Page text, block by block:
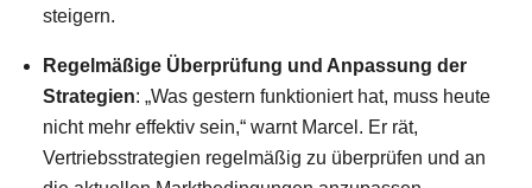
steigern.
Regelmäßige Überprüfung und Anpassung der
Strategien: „Was gestern funktioniert hat, muss heute
nicht mehr effektiv sein,“ warnt Marcel. Er rät,
Vertriebsstrategien regelmäßig zu überprüfen und an